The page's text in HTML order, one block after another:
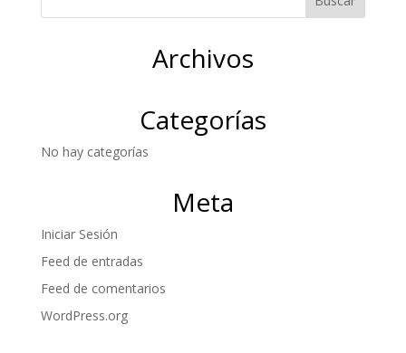
Archivos
Categorías
No hay categorías
Meta
Iniciar Sesión
Feed de entradas
Feed de comentarios
WordPress.org